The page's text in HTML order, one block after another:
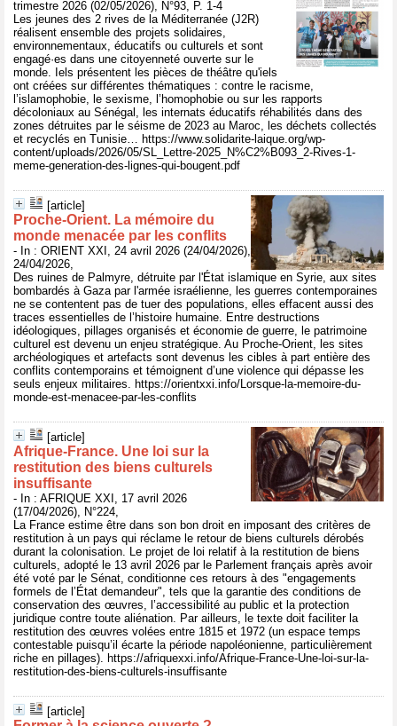
trimestre 2026 (02/05/2026), N°93, P. 1-4
Les jeunes des 2 rives de la Méditerranée (J2R)
réalisent ensemble des projets solidaires,
environnementaux, éducatifs ou culturels et sont
engagé·es dans une citoyenneté ouverte sur le
monde. Iels présentent les pièces de théâtre qu'iels
ont créées sur différentes thématiques : contre le racisme,
l’islamophobie, le sexisme, l’homophobie ou sur les rapports
décoloniaux au Sénégal, les internats éducatifs réhabilités dans des
zones détruites par le séisme de 2023 au Maroc, les déchets collectés
et recyclés en Tunisie… https://www.solidarite-laique.org/wp-
content/uploads/2026/05/SL_Lettre-2025_N%C2%B093_2-Rives-1-
meme-generation-des-lignes-qui-bougent.pdf
[article]
Proche-Orient. La mémoire du
monde menacée par les conflits
- In : ORIENT XXI, 24 avril 2026 (24/04/2026),
24/04/2026,
Des ruines de Palmyre, détruite par l'État islamique en Syrie, aux sites
bombardés à Gaza par l'armée israélienne, les guerres contemporaines
ne se contentent pas de tuer des populations, elles effacent aussi des
traces essentielles de l’histoire humaine. Entre destructions
idéologiques, pillages organisés et économie de guerre, le patrimoine
culturel est devenu un enjeu stratégique. Au Proche-Orient, les sites
archéologiques et artefacts sont devenus les cibles à part entière des
conflits contemporains et témoignent d’une violence qui dépasse les
seuls enjeux militaires. https://orientxxi.info/Lorsque-la-memoire-du-
monde-est-menacee-par-les-conflits
[article]
Afrique-France. Une loi sur la
restitution des biens culturels
insuffisante
- In : AFRIQUE XXI, 17 avril 2026
(17/04/2026), N°224,
La France estime être dans son bon droit en imposant des critères de
restitution à un pays qui réclame le retour de biens culturels dérobés
durant la colonisation. Le projet de loi relatif à la restitution de biens
culturels, adopté le 13 avril 2026 par le Parlement français après avoir
été voté par le Sénat, conditionne ces retours à des "engagements
formels de l’État demandeur", tels que la garantie des conditions de
conservation des œuvres, l’accessibilité au public et la protection
juridique contre toute aliénation. Par ailleurs, le texte doit faciliter la
restitution des œuvres volées entre 1815 et 1972 (un espace temps
contestable puisqu’il écarte la période napoléonienne, particulièrement
riche en pillages). https://afriquexxi.info/Afrique-France-Une-loi-sur-la-
restitution-des-biens-culturels-insuffisante
[article]